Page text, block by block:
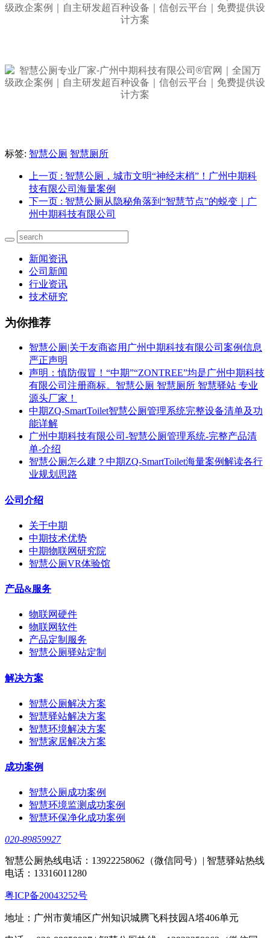
标签: 智慧公厕 智慧厕所
上一页 : 智慧公厕，城市文明“神经末梢”！广州中期科
技有限公司海量案例
下一页 : 智慧公厕从隐秘角落到“智慧节点”的蜕变｜广
州中期科技有限公司
新闻资讯
公司新闻
行业资讯
技术研究
为你推荐
智慧公厕|关于友商盗用广州中期科技有限公司案例信息
严正声明
声明：慎防假冒！“中期”“ZONTREE”均是广州中期科技
有限公司注册商标。智慧公厕 智慧厕所 智慧驿站 专业
源头厂家！
中期ZQ-SmartToilet智慧公厕管理系统完整设备清单及功
能详解
广州中期科技有限公司-智慧公厕管理系统-完整产品清
单-介绍
智慧公厕怎么建？中期ZQ-SmartToilet海量案例解读各行
业规划思路
公司介绍
关于中期
中期技术优势
中期物联网研究院
智慧公厕VR体验馆
产品&服务
物联网硬件
物联网软件
产品定制服务
智慧公厕驿站定制
解决方案
智慧公厕解决方案
智慧驿站解决方案
智慧环境解决方案
智慧家居解决方案
成功案例
智慧公厕成功案例
智慧环境监测成功案例
智慧环保净化成功案例
020-89859927
智慧公厕热线电话：13922258062（微信同号）| 智慧驿站热线
电话：13316011280
粤ICP备20043252号
地址：广州市黄埔区广州知识城腾飞科技园A塔406单元